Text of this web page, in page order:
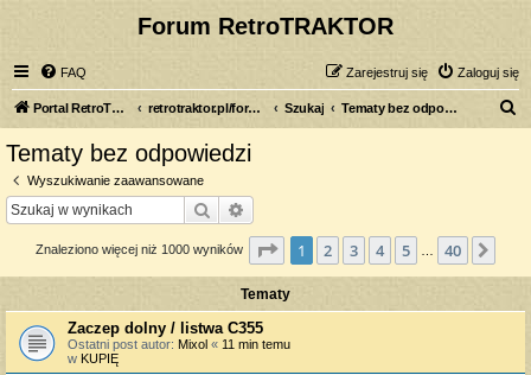
Forum RetroTRAKTOR
FAQ Zaloguj się
Zarejestruj się
Portal RetroTRAKTOR.pl retrotraktor.pl/forum Szukaj Tematy bez odpowiedzi
Tematy bez odpowiedzi
Wyszukiwanie zaawansowane
Szukaj
Znaleziono więcej niż 1000 wyników Strona z40
1 2 3 4 5 40
Tematy
Zaczep dolny / listwa C355
Ostatni post autor: Mixol « 11 min temu
w KUPIĘ